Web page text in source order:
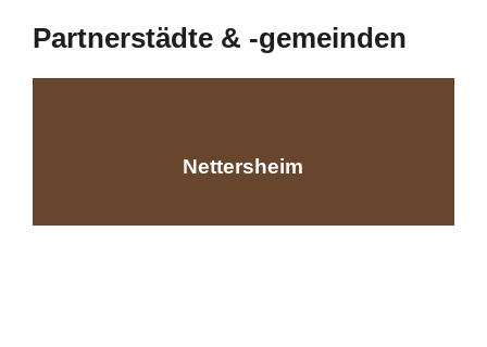
Partnerstädte & -gemeinden
Nettersheim